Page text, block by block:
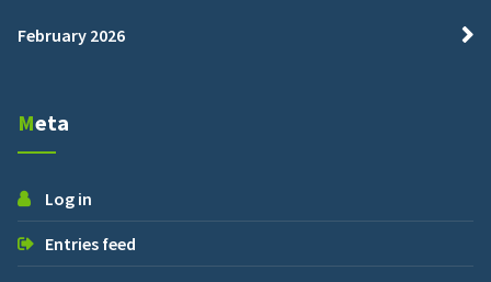
February 2026
Meta
Log in
Entries feed